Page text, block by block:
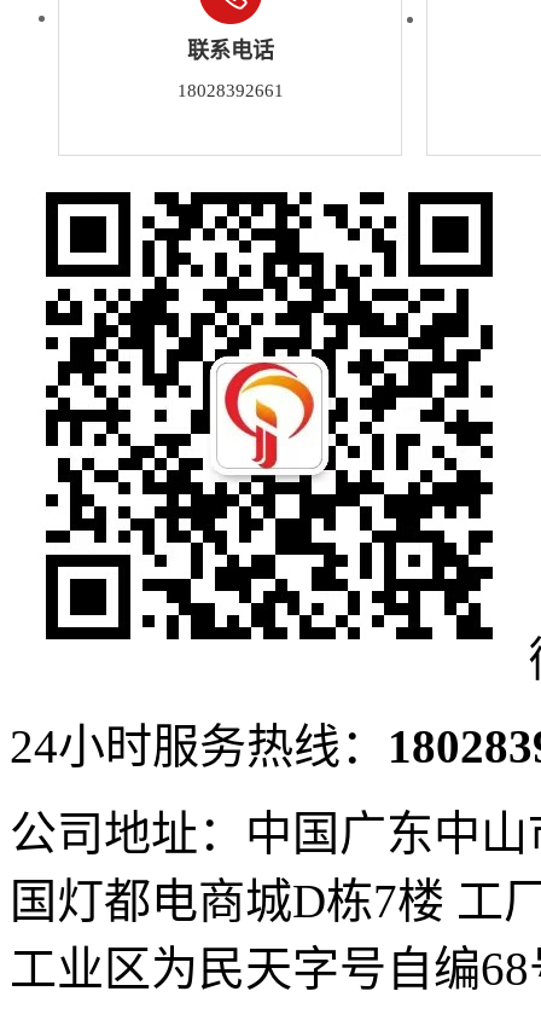
联系电话
18028392661
24小时服务热线：
公司地址：中国广东中
国灯都电商城D栋7楼 工
工业区为民天字号自编68